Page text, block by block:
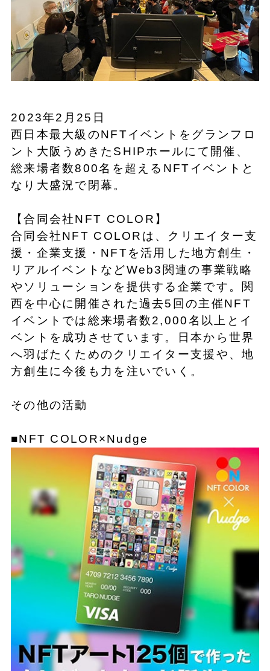
2023年2月25日
西日本最大級のNFTイベントをグランフロ
ント大阪うめきたSHIPホールにて開催、
総来場者数800名を超えるNFTイベントと
なり大盛況で閉幕。
【合同会社NFT COLOR】
合同会社NFT COLORは、クリエイター支
援・企業支援・NFTを活用した地方創生・
リアルイベントなどWeb3関連の事業戦略
やソリューションを提供する企業です。関
西を中心に開催された過去5回の主催NFT
イベントでは総来場者数2,000名以上とイ
ベントを成功させています。日本から世界
へ羽ばたくためのクリエイター支援や、地
方創生に今後も力を注いでいく。
その他の活動
■NFT COLOR×Nudge